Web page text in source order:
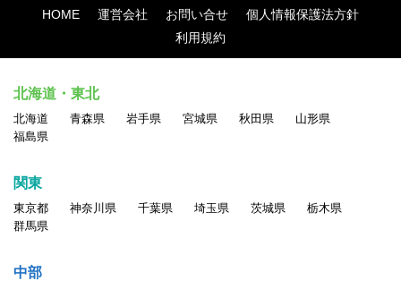
る行為
・他のユーザのアクセスまたは操作を妨害する行為
・サイト運営またはネットワーク・システムを妨害する行為
権、その他の権利を侵害する行為
・他のユーザに対する中傷、脅迫、いやがらせ、その他経済的
もしくは精神的損害または不利益を与える行為
・ポルノ、ヌード画像、その他一般の方が不快に感ずる画像、
言葉、その他の表現の掲載
・情報を改ざん・消去する行為、または事実に反する情報を送
・自分以外の人物を名乗ったり、代理権がないにもかかわらず
HOME 運営会社 お問い合せ
個人情報保護法方針
利用規約
北海道・東北
北海道 青森県 岩手県 宮城県 秋田県
山形県
福島県
関東
東京都 神奈川県 千葉県 埼玉県 茨城県
栃木県
群馬県
中部